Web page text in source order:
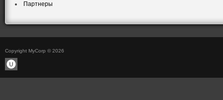
Партнеры
Copyright MyCorp © 2026